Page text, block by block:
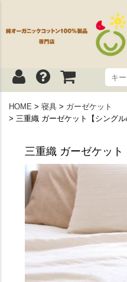
HOME 寝具
ガーゼケット
三重織 ガーゼケット【シングル/
三重織 ガーゼケット